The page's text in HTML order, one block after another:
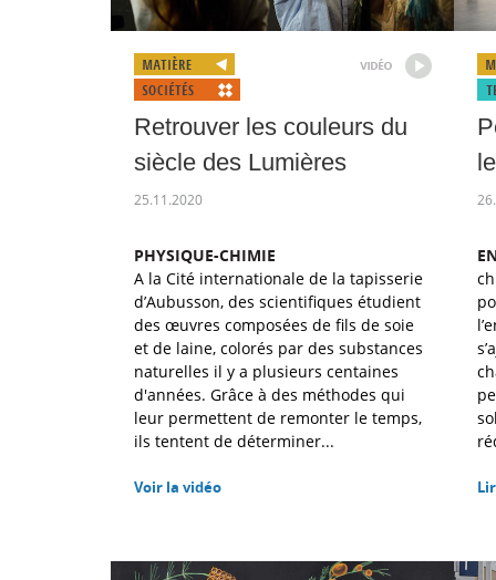
Retrouver les couleurs du
siècle des Lumières
25.11.2020
PHYSIQUE-CHIMIE
A la Cité internationale de la tapisserie
d’Aubusson, des scientifiques étudient
des œuvres composées de fils de soie
et de laine, colorés par des substances
naturelles il y a plusieurs centaines
d'années. Grâce à des méthodes qui
leur permettent de remonter le temps,
ils tentent de déterminer...
Voir la vidéo